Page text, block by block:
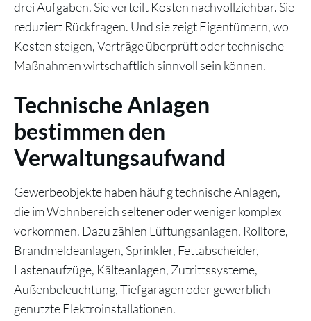
drei Aufgaben. Sie verteilt Kosten nachvollziehbar. Sie
reduziert Rückfragen. Und sie zeigt Eigentümern, wo
Kosten steigen, Verträge überprüft oder technische
Maßnahmen wirtschaftlich sinnvoll sein können.
Technische Anlagen
bestimmen den
Verwaltungsaufwand
Gewerbeobjekte haben häufig technische Anlagen,
die im Wohnbereich seltener oder weniger komplex
vorkommen. Dazu zählen Lüftungsanlagen, Rolltore,
Brandmeldeanlagen, Sprinkler, Fettabscheider,
Lastenaufzüge, Kälteanlagen, Zutrittssysteme,
Außenbeleuchtung, Tiefgaragen oder gewerblich
genutzte Elektroinstallationen.